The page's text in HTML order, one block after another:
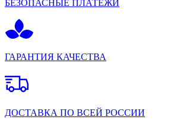
БЕЗОПАСНЫЕ ПЛАТЕЖИ
ГАРАНТИЯ КАЧЕСТВА
ДОСТАВКА ПО ВСЕЙ РОССИИ